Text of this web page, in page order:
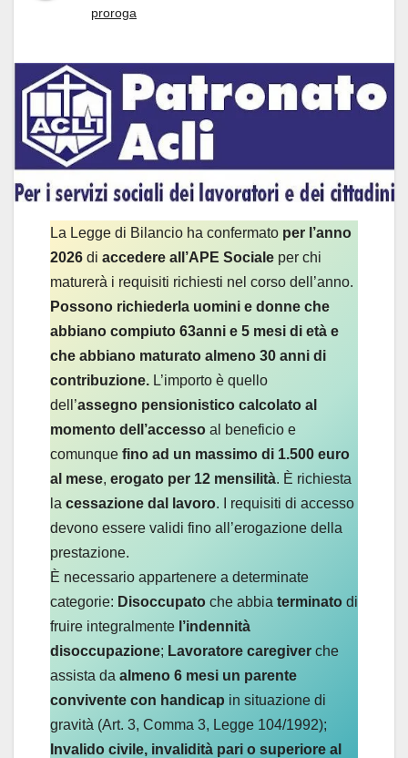
proroga
La Legge di Bilancio ha confermato per l’anno
2026 di accedere all’APE Sociale per chi
maturerà i requisiti richiesti nel corso dell’anno.
Possono richiederla uomini e donne che
abbiano compiuto 63anni e 5 mesi di età e
che abbiano maturato almeno 30 anni di
contribuzione. L’importo è quello
dell’assegno pensionistico calcolato al
momento dell’accesso al beneficio e
comunque fino ad un massimo di 1.500 euro
al mese, erogato per 12 mensilità. È richiesta
la cessazione dal lavoro. I requisiti di accesso
devono essere validi fino all’erogazione della
prestazione.
È necessario appartenere a determinate
categorie: Disoccupato che abbia terminato di
fruire integralmente l’indennità
disoccupazione; Lavoratore caregiver che
assista da almeno 6 mesi un parente
convivente con handicap in situazione di
gravità (Art. 3, Comma 3, Legge 104/1992);
Invalido civile, invalidità pari o superiore al